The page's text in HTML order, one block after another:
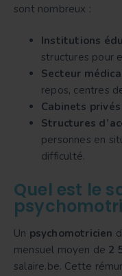
sont nombreux :
Institutions
structures pour
Secteur
repos, centres
Cabinets privés
Structures
personnes en
difficulté.
Quel est le
Un psychomotricien
mensuel moyen de 2
salaire.be. Cette